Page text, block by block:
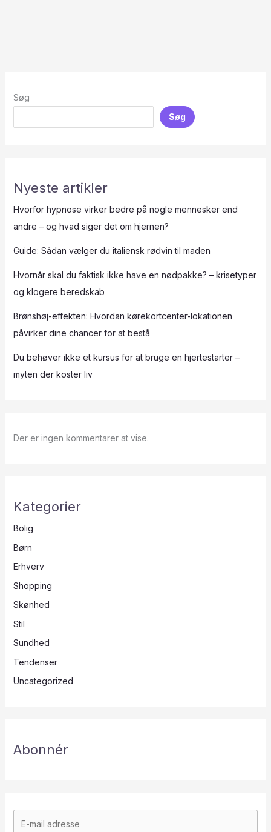
Søg
Søg
Nyeste artikler
Hvorfor hypnose virker bedre på nogle mennesker end
andre – og hvad siger det om hjernen?
Guide: Sådan vælger du italiensk rødvin til maden
Hvornår skal du faktisk ikke have en nødpakke? – krisetyper
og klogere beredskab
Brønshøj-effekten: Hvordan kørekortcenter-lokationen
påvirker dine chancer for at bestå
Du behøver ikke et kursus for at bruge en hjertestarter –
myten der koster liv
Der er ingen kommentarer at vise.
Kategorier
Bolig
Børn
Erhverv
Shopping
Skønhed
Stil
Sundhed
Tendenser
Uncategorized
Abonnér